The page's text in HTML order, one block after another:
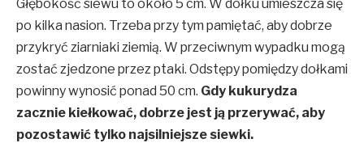
Głębokość siewu to około 5 cm. W dołku umieszcza się
po kilka nasion. Trzeba przy tym pamiętać, aby dobrze
przykryć ziarniaki ziemią. W przeciwnym wypadku mogą
zostać zjedzone przez ptaki. Odstępy pomiędzy dołkami
powinny wynosić ponad 50 cm. Gdy kukurydza
zacznie kiełkować, dobrze jest ją przerywać, aby
pozostawić tylko najsilniejsze siewki.